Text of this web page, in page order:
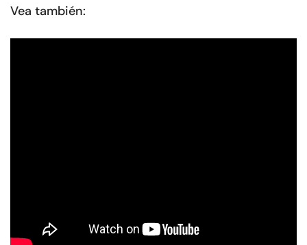
Vea también: